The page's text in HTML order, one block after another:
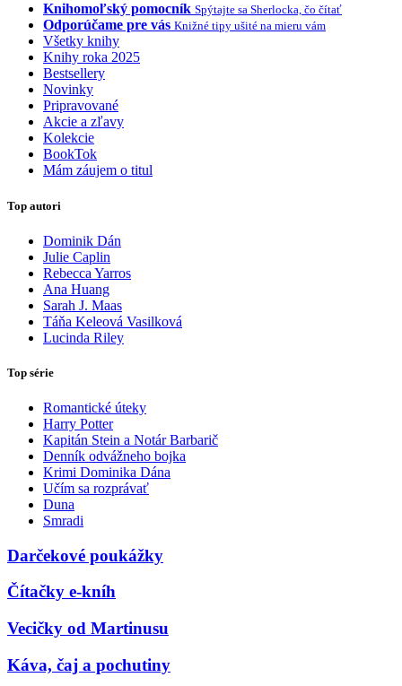
Knihomoľský pomocník Spýtajte sa Sherlocka, čo čítať
Odporúčame pre vás Knižné tipy ušité na mieru vám
Všetky knihy
Knihy roka 2025
Bestsellery
Novinky
Pripravované
Akcie a zľavy
Kolekcie
BookTok
Mám záujem o titul
Top autori
Dominik Dán
Julie Caplin
Rebecca Yarros
Ana Huang
Sarah J. Maas
Táňa Keleová Vasilková
Lucinda Riley
Top série
Romantické úteky
Harry Potter
Kapitán Stein a Notár Barbarič
Denník odvážneho bojka
Krimi Dominika Dána
Učím sa rozprávať
Duna
Smradi
Darčekové poukážky
Čítačky e-kníh
Vecičky od Martinusu
Káva, čaj a pochutiny